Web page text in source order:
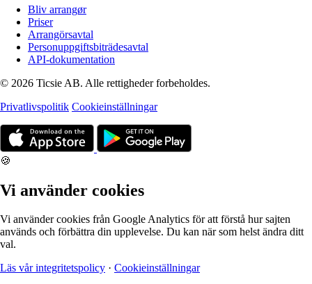
Bliv arrangør
Priser
Arrangörsavtal
Personuppgiftsbiträdesavtal
API-dokumentation
© 2026 Ticsie AB. Alle rettigheder forbeholdes.
Privatlivspolitik Cookieinställningar
🍪
Vi använder cookies
Vi använder cookies från Google Analytics för att förstå hur sajten
används och förbättra din upplevelse. Du kan när som helst ändra ditt
val.
Läs vår integritetspolicy · Cookieinställningar